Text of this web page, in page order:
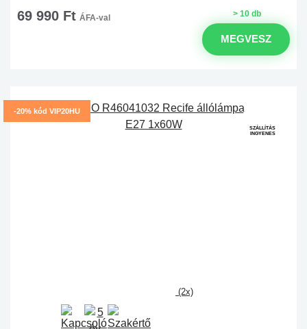
> 10 db
69 990 Ft ÁFA-val
MEGVESZ
-20% kód VIP20HU
SZÁLLÍTÁS
INGYENES
(2x)